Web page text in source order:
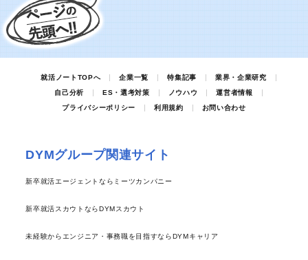
就活ノートTOPへ 企業一覧 特集記事
業界・企業研究
自己分析
ES・選考対策 ノウハウ
運営者情報
プライバシーポリシー
利用規約 お問い合わせ
DYMグループ関連サイト
新卒就活エージェントならミーツカンパニー
新卒就活スカウトならDYMスカウト
未経験からエンジニア・事務職を目指すならDYMキャリア